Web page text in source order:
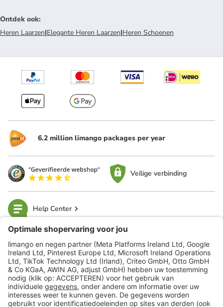
Ontdek ook:
Heren Laarzen|Elegante Heren Laarzen|Heren Schoenen
6.2 million limango packages per year
Veilige verbinding
Help Center
limango
Veilig winkelen
Klantenservice